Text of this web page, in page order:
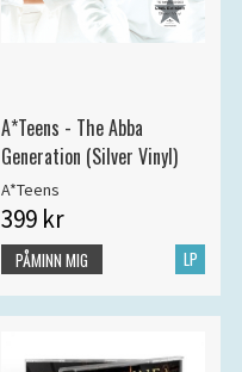
A*Teens - The Abba
Generation (Silver Vinyl)
A*Teens
399 kr
LP
PÅMINN MIG